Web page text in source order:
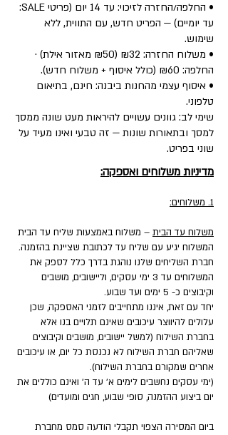
• החלפה/החזרה לזיכוי: עד 14 יום (פריטי SALE:
עד יומיים) — הפריט חדש, עם התווית, ללא
שימוש.
• משלוח החזרה: ₪32 (₪50 מאזור אילת) ·
החלפה: ₪60 (כולל איסוף + משלוח חדש).
• איסוף עצמי מהחנות ביבנה: חינם, בתיאום
טלפוני.
שימי לב: גוונים עשויים להיראות מעט שונה ממסך
למסך ובתאורות שונות — זה טבעי ואינו מעיד על
שוני בפריט.
מדיניות משלוחים ואספקה:
1. משלוחים:
משלוח עד הבית – משלוח באמצעות שליח עד הבית
המשלוח יגיע עם שליח עד לכתובת שציינת בהזמנה.
חברת השליחים שלנו נוהגת בדרך כלל לספק את
המשלוחים עד 3 ימי עסקים, וליישובים, מושבים
וקיבוצים כ- 5 ימים ועד שבוע.
יחד עם זאת, איננו מתחייבים לזמני האספקה, שכן
עלולים להיווצר עיכובים שאינם תלויים בנו אלא
בחברת השילוח (למשל יישובים, מושבים וקיבוצים
שאליהם חברת השילוח לא נכנסת כל יום, או עיכובים
אחרים שמקורם בחברת השילוח).
(ימי עסקים נחשבים לימים א' עד ה' ואינם כוללים את
יום ביצוע ההזמנה, סופי שבוע, חגים ומועדים)
ביום המסירה הצפוי תקבלי הודעה סמס מחברת